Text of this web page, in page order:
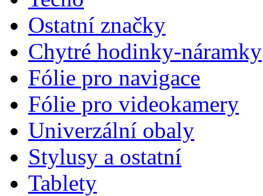
Ostatní značky
Chytré hodinky-náramky
Fólie pro navigace
Fólie pro videokamery
Univerzální obaly
Stylusy a ostatní
Tablety